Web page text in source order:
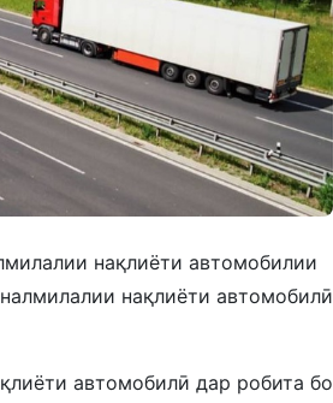
нақлиёти автомобилии
нақлиёти автомобилӣ
автомобилӣ дар робита бо